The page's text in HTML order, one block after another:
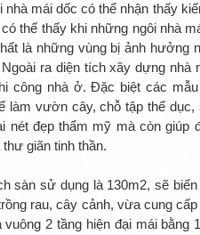
mái dốc có thể nhận thấy
thể thấy khi những ngôi nhà
là những vùng bị ảnh hưởng
ra diện tích xây dựng
công nhà ở. Đặc biệt các
làm vườn cây, chỗ tập thể
nét đẹp thẩm mỹ mà còn
giãn tinh thần.
sàn sử dụng là 130m2, sẽ
rau, cây cảnh, vừa cung
2 tầng hiện đại mái bằng